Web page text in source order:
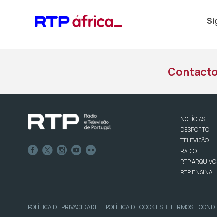
NOTÍCIAS
DESPORTO
TELEVISÃO
RÁDIO
RTP
RTP ENSINA
POLÍTICA DE PRIVACIDADE | POLÍTICA DE COOKIES | TERMOS E